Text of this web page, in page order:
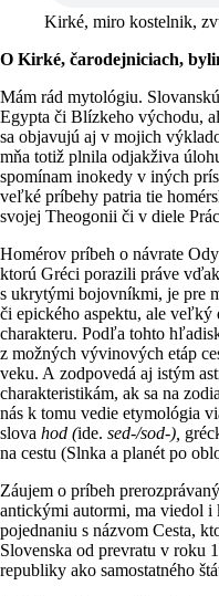
Kirké, miro kostelnik,
O Kirké, čarodejniciach,
Mám rád mytológiu.
Egypta či Blízkeho východu,
sa objavujú aj v mojich
mňa totiž plnila odjakživa
spomínam inokedy v iných
veľké príbehy patria tie
svojej Theogonii či v diele
Homérov príbeh o návrate
ktorú Gréci porazili práve
s ukrytými bojovníkmi, je pre
či epického aspektu, ale veľký
charakteru. Podľa tohto
z možných vývinových etáp
veku. A zodpovedá aj istým
charakteristikám, ak sa na
nás k tomu vedie etymológia
slova hod (ide. sed-/sod-),
na cestu (Slnka a planét po
Záujem o príbeh
antickými autormi, ma viedol i
pojednaniu s názvom Cesta,
Slovenska od prevratu v roku
republiky ako samostatného